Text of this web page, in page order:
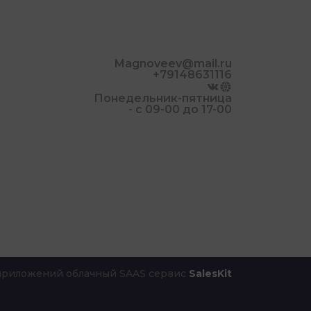
Magnoveev@mail.ru
+79148631116
Понедельник-пятница
- с 09-00 до 17-00
облачный SAAS сервис SalesKit